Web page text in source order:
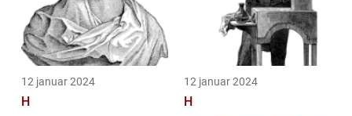
12 januar 2024
H
12 januar 2024
H